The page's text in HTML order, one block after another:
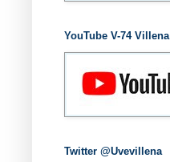
YouTube V-74 Villena
Twitter @Uvevillena